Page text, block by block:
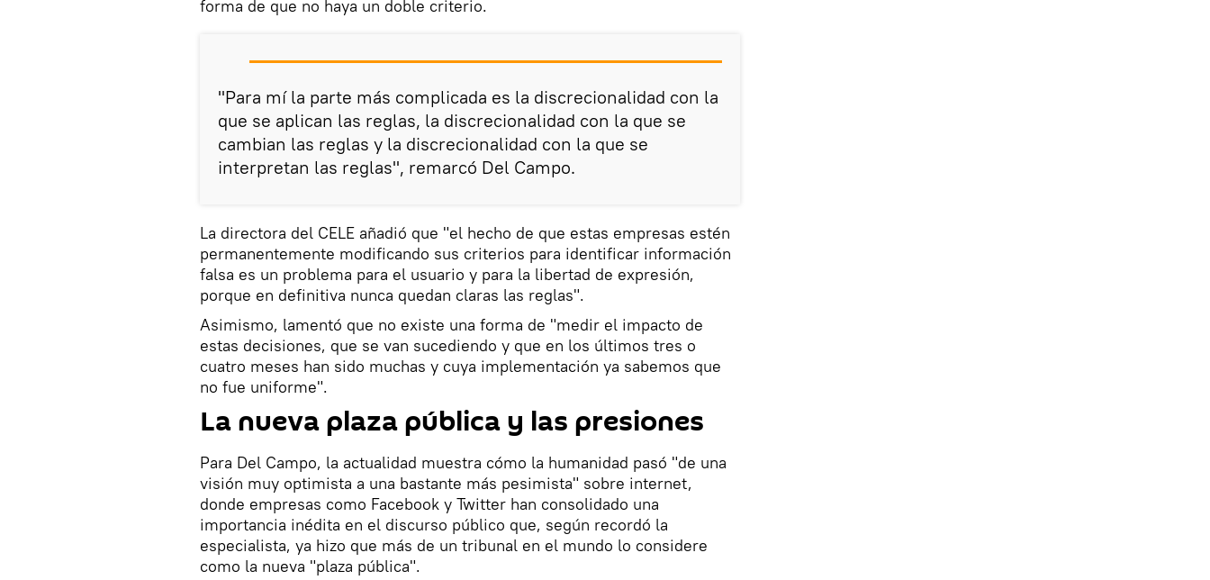
forma de que no haya un doble criterio.
"Para mí la parte más complicada es la discrecionalidad con la
que se aplican las reglas, la discrecionalidad con la que se
cambian las reglas y la discrecionalidad con la que se
interpretan las reglas", remarcó Del Campo.
La directora del CELE añadió que "el hecho de que estas empresas estén
permanentemente modificando sus criterios para identificar información
falsa es un problema para el usuario y para la libertad de expresión,
porque en definitiva nunca quedan claras las reglas".
Asimismo, lamentó que no existe una forma de "medir el impacto de
estas decisiones, que se van sucediendo y que en los últimos tres o
cuatro meses han sido muchas y cuya implementación ya sabemos que
no fue uniforme".
La nueva plaza pública y las presiones
Para Del Campo, la actualidad muestra cómo la humanidad pasó "de una
visión muy optimista a una bastante más pesimista" sobre internet,
donde empresas como Facebook y Twitter han consolidado una
importancia inédita en el discurso público que, según recordó la
especialista, ya hizo que más de un tribunal en el mundo lo considere
como la nueva "plaza pública".